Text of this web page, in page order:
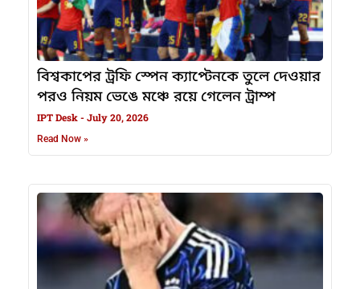
বিশ্বকাপের ট্রফি স্পেন ক্যাপ্টেনকে তুলে দেওয়ার
পরও নিয়ম ভেঙে মঞ্চে রয়ে গেলেন ট্রাম্প
IPT Desk July 20, 2026
Read Now »